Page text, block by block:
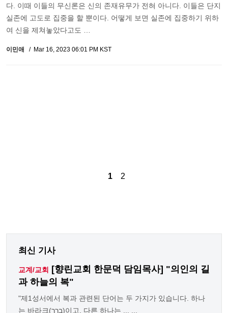
다. 이때 이들의 무신론은 신의 존재유무가 전혀 아니다. 이들은 단지
실존에 고도로 집중을 할 뿐이다. 어떻게 보면 실존에 집중하기 위하
여 신을 제쳐놓았다고도 …
이민애 Mar 16, 2023 06:01 PM KST
1 2
최신 기사
교계/교회
[향린교회 한문덕 담임목사] "의인의 길
과 하늘의 복"
"제1성서에서 복과 관련된 단어는 두 가지가 있습니다. 하나
는 바라크(ברך)이고, 다른 하나는 ... ...